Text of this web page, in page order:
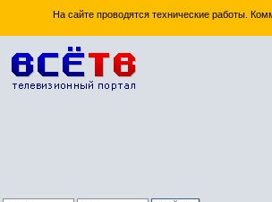
На сайте проводятся технические работы.